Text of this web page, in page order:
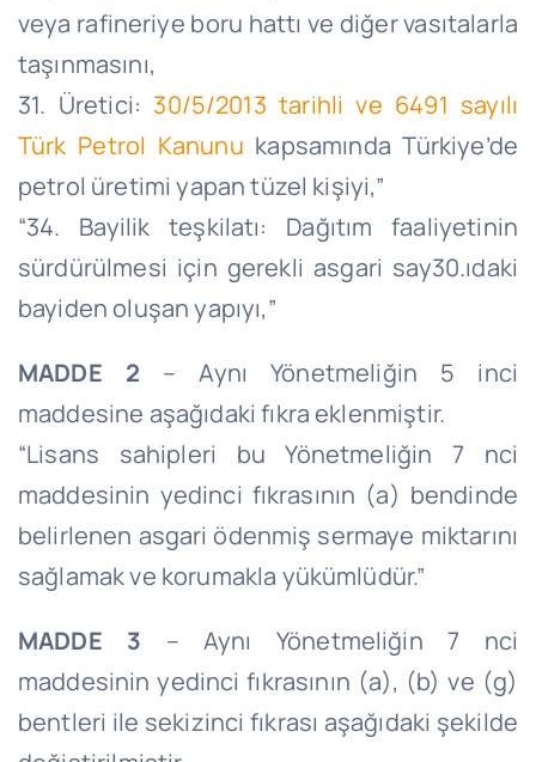
veya rafineriye boru hattı ve diğer vasıtalarla
taşınmasını,
31. Üretici: 30/5/2013 tarihli ve 6491 sayılı
Türk Petrol Kanunu kapsamında Türkiye’de
petrol üretimi yapan tüzel kişiyi,”
“34. Bayilik teşkilatı: Dağıtım faaliyetinin
sürdürülmesi için gerekli asgari say30.ıdaki
bayiden oluşan yapıyı,”
MADDE 2 – Aynı Yönetmeliğin 5 inci
maddesine aşağıdaki fıkra eklenmiştir.
“Lisans sahipleri bu Yönetmeliğin 7 nci
maddesinin yedinci fıkrasının (a) bendinde
belirlenen asgari ödenmiş sermaye miktarını
sağlamak ve korumakla yükümlüdür.”
MADDE 3 – Aynı Yönetmeliğin 7 nci
maddesinin yedinci fıkrasının (a), (b) ve (g)
bentleri ile sekizinci fıkrası aşağıdaki şekilde